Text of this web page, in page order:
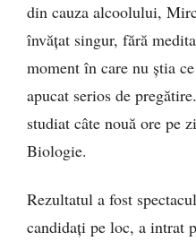
din cauza alcoolului,
învățat singur, fără
moment în care nu știa
apucat serios de
studiat câte nouă ore pe
Biologie.
Rezultatul a fost
candidați pe loc, a intrat